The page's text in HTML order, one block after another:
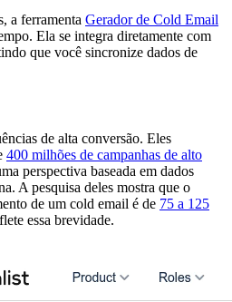
a ferramenta Gerador de Cold Email
Ela se integra diretamente com
que você sincronize dados de
de alta conversão. Eles
400 milhões de campanhas de alto
perspectiva baseada em dados
A pesquisa deles mostra que o
de um cold email é de 75 a 125
essa brevidade.